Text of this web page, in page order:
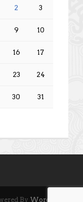
2 3
9 10
16 17
23 24
30 31
By Wordpress